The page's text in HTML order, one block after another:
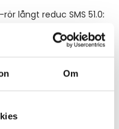
Om
rör långt reduc SMS
rör långt reduc SMS